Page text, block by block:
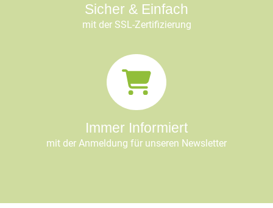
Sicher & Einfach
mit der SSL-Zertifizierung
Immer Informiert
mit der Anmeldung für unseren Newsletter